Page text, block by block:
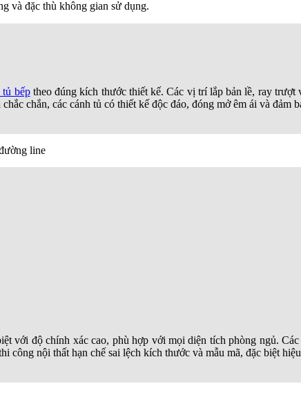
và đặc thù không gian sử dụng.
tủ bếptheo đúng kích thước thiết kế. Các vị trí lắp bản lề, ray
chắn, các cánh tủ có thiết kế độc đáo, đóng mở êm ái và đảm
với độ chính xác cao, phù hợp với mọi diện tích phòng ngủ.
nội thất hạn chế sai lệch kích thước và mẫu mã, đặc biệt